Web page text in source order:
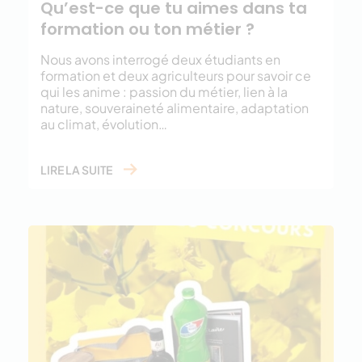
Qu’est-ce que tu aimes dans ta
formation ou ton métier ?
Nous avons interrogé deux étudiants en
formation et deux agriculteurs pour savoir ce
qui les anime : passion du métier, lien à la
nature, souveraineté alimentaire, adaptation
au climat, évolution…
LIRE LA SUITE